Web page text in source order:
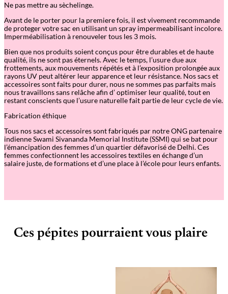
Ne pas mettre au sèchelinge.
Avant de le porter pour la premiere fois, il est vivement recommande
de proteger votre sac en utilisant un spray impermeabilisant incolore.
Imperméabilisation à renouveler tous les 3 mois.
Bien que nos produits soient conçus pour être durables et de haute
qualité, ils ne sont pas éternels. Avec le temps, l’usure due aux
frottements, aux mouvements répétés et à l’exposition prolongée aux
rayons UV peut altérer leur apparence et leur résistance. Nos sacs et
accessoires sont faits pour durer, nous ne sommes pas parfaits mais
nous travaillons sans relâche afin d’optimiser leur qualité, tout en
restant conscients que l’usure naturelle fait partie de leur cycle de vie.
Fabrication éthique
Tous nos sacs et accessoires sont fabriqués par notre ONG partenaire
indienne Swami Sivananda Memorial Institute (SSMI) qui se bat pour
l’émancipation des femmes d’un quartier défavorisé de Delhi. Ces
femmes confectionnent les accessoires textiles en échange d’un
salaire juste, de formations et d’une place à l’école pour leurs enfants.
Ces pépites pourraient vous plaire